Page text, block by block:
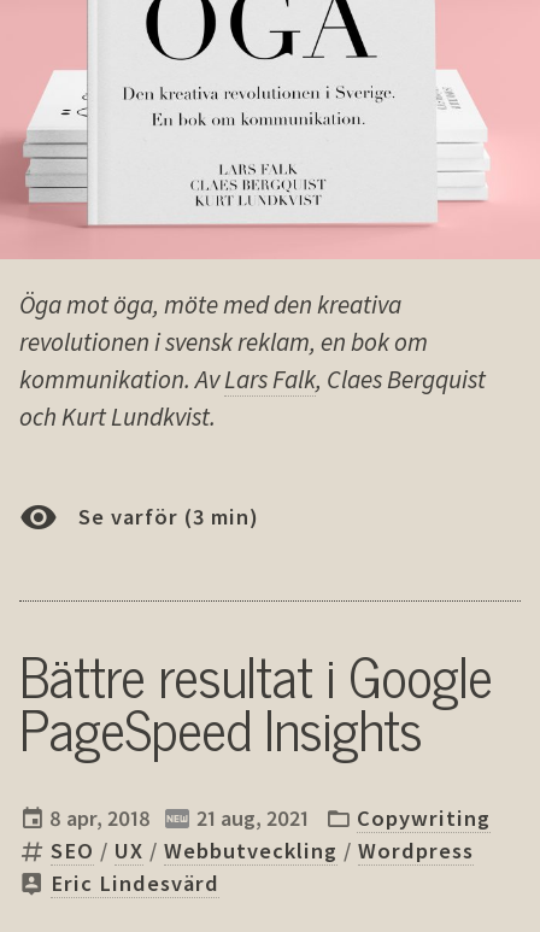
Öga mot öga, möte med den kreativa
revolutionen i svensk reklam, en bok om
kommunikation. AvLars Falk, Claes Bergquist
och Kurt Lundkvist.
Se varför (3 min)
Bättre resultat i Google
PageSpeed Insights
8 apr, 2018 21 aug, 2021
Copywriting
SEO / UX / Webbutveckling / Wordpress
Eric Lindesvärd